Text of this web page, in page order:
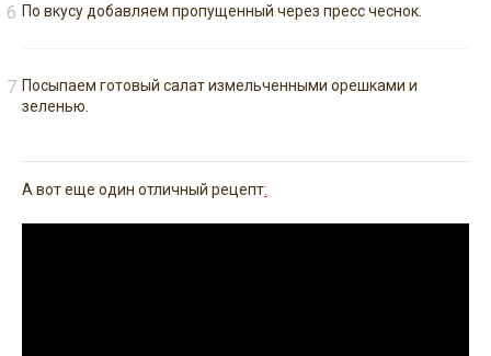
По вкусу добавляем пропущенный через пресс чеснок.
Посыпаем готовый салат измельченными орешками и
зеленью.
А вот еще один отличный рецепт: